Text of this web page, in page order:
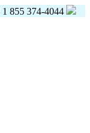
1 855 374-4044